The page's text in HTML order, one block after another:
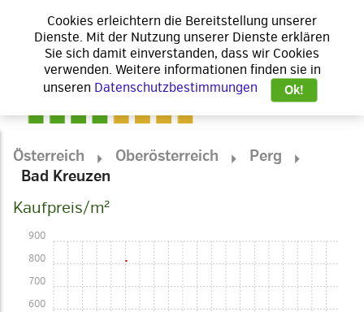
Österreich Oberösterreich
Perg
Bad Kreuzen
Kaufpreis/m²
600
700
800
900
Cookies erleichtern die Bereitstellung unserer
Dienste. Mit der Nutzung unserer Dienste erklären
Sie sich damit einverstanden, dass wir Cookies
verwenden. Weitere informationen finden sie in
unseren Datenschutzbestimmungen Ok!